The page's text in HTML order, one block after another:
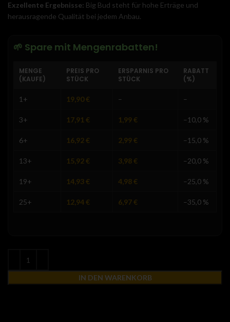
Exzellente Ergebnisse: Big Bud steht für hohe Erträge und
herausragende Qualität bei jedem Anbau.
🌱 Spare mit Mengenrabatten!
MENGE
(KAUFE)
PREIS PRO
STÜCK
ERSPARNIS PRO
STÜCK
RABATT
(%)
1+ 19,90€ – –
3+ 17,91 € 1,99€ –10,0 %
6+ 16,92€ 2,99€ –15,0 %
13+ 15,92€ 3,98€ –20,0 %
19+ 14,93€ 4,98€ –25,0 %
25+ 12,94€ 6,97€ –35,0 %
IN DEN WARENKORB